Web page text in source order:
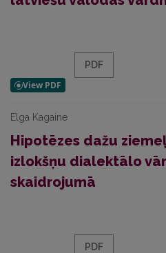
PDF
Elga Kagaine
Hipotēzes dažu
izlokšņu dialektālo
skaidrojumā
PDF